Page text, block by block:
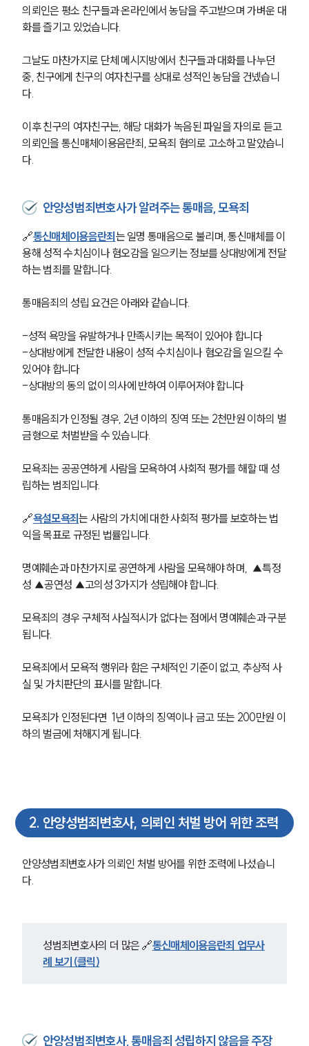
의뢰인은 평소 친구들과 온라인에서 농담을 주고받으며 가벼운 대
화를 즐기고 있었습니다.
그날도 마찬가지로 단체 메시지방에서 친구들과 대화를 나누던
중, 친구에게 친구의 여자친구를 상대로 성적인 농담을 건넸습니
다.
이후 친구의 여자친구는, 해당 대화가 녹음된 파일을 자의로 듣고
의뢰인을 통신매체이용음란죄, 모욕죄 혐의로 고소하고 말았습니
다.
안양성범죄변호사가 알려주는 통매음, 모욕죄
🔗통신매체이용음란죄 는 일명 통매음으로 불리며, 통신매체를 이
용해 성적 수치심이나 혐오감을 일으키는 정보를 상대방에게 전달
하는 범죄를 말합니다.
통매음죄의 성립 요건은 아래와 같습니다.
-성적 욕망을 유발하거나 만족시키는 목적이 있어야 합니다
-상대방에게 전달한 내용이 성적 수치심이나 혐오감을 일으킬 수
있어야 합니다
-상대방의 동의 없이 의사에 반하여 이루어져야 합니다
통매음죄가 인정될 경우, 2년 이하의 징역 또는 2천만원 이하의 벌
금형으로 처벌받을 수 있습니다.
모욕죄는 공공연하게 사람을 모욕하여 사회적 평가를 해할 때 성
립하는 범죄입니다.
🔗욕설모욕죄는 사람의 가치에 대한 사회적 평가를 보호하는 법
익을 목표로 규정된 법률입니다.
명예훼손과 마찬가지로 공연하게 사람을 모욕해야 하며,  ▲특정
성 ▲공연성 ▲고의성 3가지가 성립해야 합니다.
모욕죄의 경우 구체적 사실적시가 없다는 점에서 명예훼손과 구분
됩니다.
모욕죄에서 모욕적 행위라 함은 구체적인 기준이 없고, 추상적 사
실 및 가치판단의 표시를 말합니다.
모욕죄가 인정된다면  1년 이하의 징역이나 금고 또는 200만원 이
하의 벌금에 처해지게 됩니다.
2. 안양성범죄변호사, 의뢰인 처벌 방어 위한 조력
안양성범죄변호사가 의뢰인 처벌 방어를 위한 조력에 나섰습니
다.
성범죄변호사의 더 많은 🔗통신매체이용음란죄 업무사
례 보기(클릭)
안양성범죄변호사, 통매음죄 성립하지 않음을 주장